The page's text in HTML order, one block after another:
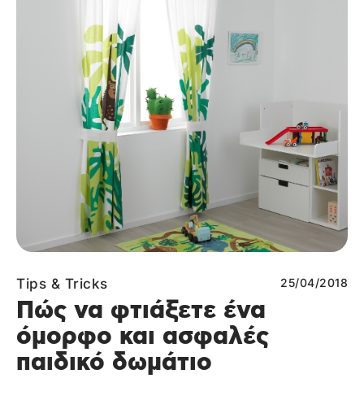
Tips & Tricks 25/04/2018
Πώς να φτιάξετε ένα
όμορφο και ασφαλές
παιδικό δωμάτιο